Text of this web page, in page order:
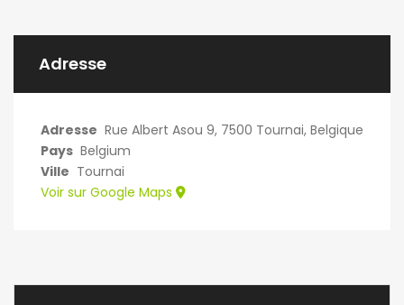
Adresse
Adresse Rue Albert Asou 9, 7500 Tournai, Belgique
Pays Belgium
Ville Tournai
Voir sur Google Maps